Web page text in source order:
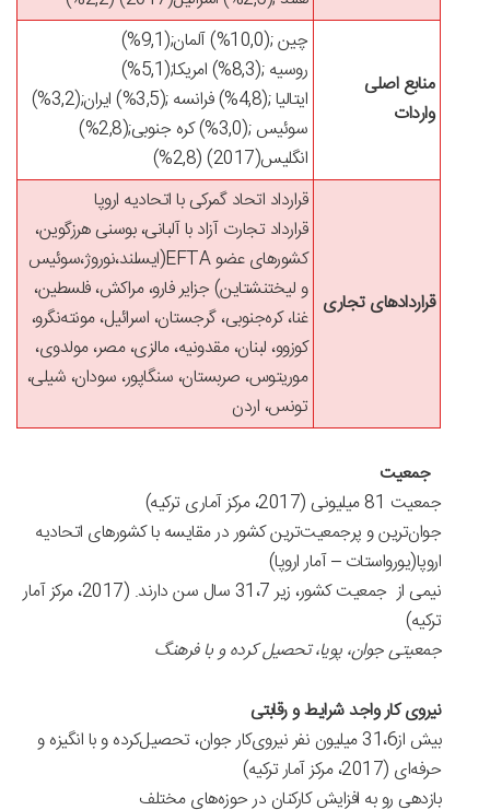
منابع اصلی
واردات
چین(%10,0);آلمان(%9,1);
روسیه(%8,3);امریکا(%5,1);
ایتالیا(%4,8);فرانسه(%3,5);ایران(%3,2);
سوئیس(%3,0);کره جنوبی(%2,8);
انگلیس(%2,8) (2017)
قراردادهای تجاری
قرارداد اتحاد گمرکی با اتحادیه اروپا
قرارداد تجارت آزاد با آلبانی، بوسنی هرزگوین،
کشورهای عضوEFTA(ایسلند،نوروژ،سوئیس
و لیختنشتاین) جزایر فارو، مراکش، فلسطین،
غنا، کره‌‌جنوبی، گرجستان، اسرائیل، مونته‌نگرو،
کوزوو، لبنان، مقدونیه، مالزی، مصر، مولدوی،
موریتوس، صربستان، سنگاپور، سودان، شیلی،
تونس، اردن
جمعیت
جمعیت 81 میلیونی (2017، مرکز آماری ترکیه)
جوان‌ترین و پرجمعیت‌ترین کشور در مقایسه با کشورهای اتحادیه
اروپا(یورواستات – آمار اروپا)
نیمی از جمعیت کشور، زیر 31،7 سال سن دارند. (2017، مرکز آمار
ترکیه)
جمعیتی جوان، پویا، تحصیل کرده و با فرهنگ
نیروی کار واجد شرایط و رقابتی
بیش از31،6 میلیون نفر نیروی‌کار جوان، تحصیل‌کرده و با انگیزه و
حرفه‌ای (2017، مرکز آمار ترکیه)
بازدهی رو به افزایش کارکنان در حوزه‌های مختلف